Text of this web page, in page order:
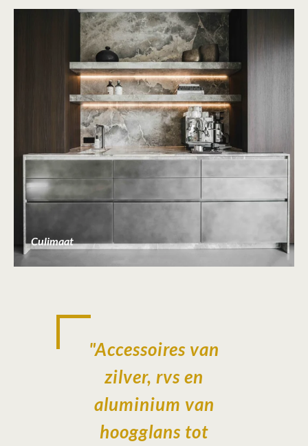
Culimaat
"Accessoires van
zilver, rvs en
aluminium van
hoogglans tot